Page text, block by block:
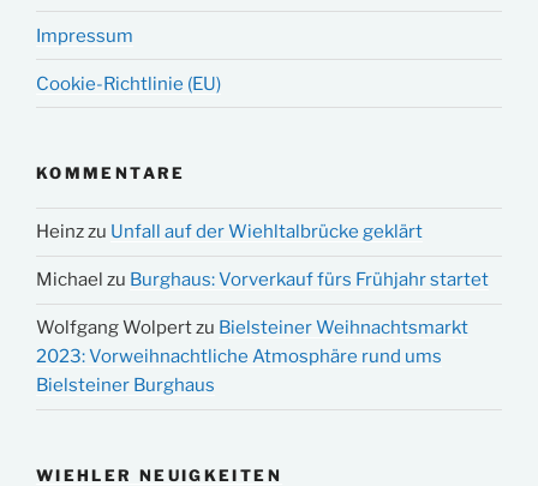
Impressum
Cookie-Richtlinie (EU)
KOMMENTARE
Heinzzu Unfall auf der Wiehltalbrücke geklärt
Michael zu Burghaus: Vorverkauf fürs Frühjahr startet
Wolfgang Wolpertzu Bielsteiner Weihnachtsmarkt
2023: Vorweihnachtliche Atmosphäre rund ums
Bielsteiner Burghaus
WIEHLER NEUIGKEITEN